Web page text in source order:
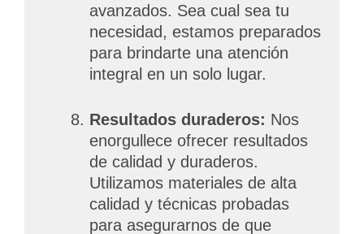
avanzados. Sea cual sea tu
necesidad, estamos preparados
para brindarte una atención
integral en un solo lugar.
Resultados duraderos: Nos
enorgullece ofrecer resultados
de calidad y duraderos.
Utilizamos materiales de alta
calidad y técnicas probadas
para asegurarnos de que